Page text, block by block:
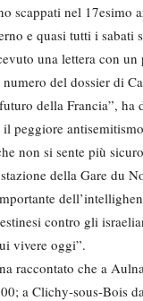
scappati nel
e quasi tutti i
una lettera con
del dossier di
della Francia”,
peggiore
non si sente più
della Gare du
contro gli
vivere oggi”.
raccontato che a
a Clichy-sous-Bois